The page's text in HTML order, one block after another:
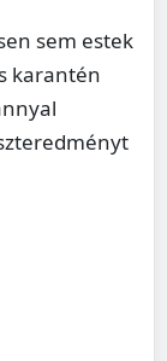
sem estek
karantén